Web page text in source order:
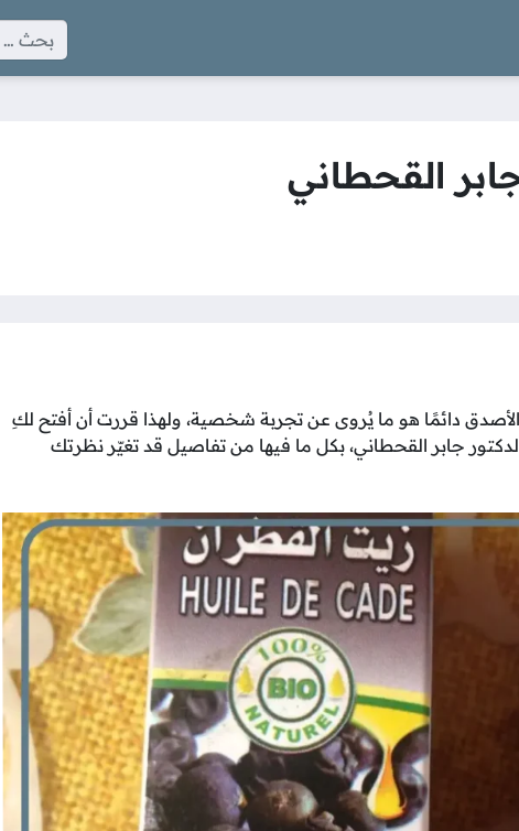
البحث عن:
القحطاني
دائمًا هو ما يُروى عن تجربة شخصية، ولهذا قررت أن أفتح لكِ
جابر القحطاني، بكل ما فيها من تفاصيل قد تغيّر نظرتك